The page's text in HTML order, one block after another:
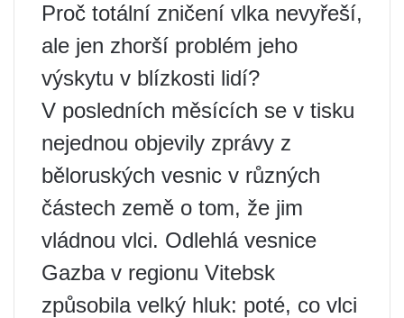
Proč totální zničení vlka nevyřeší,
ale jen zhorší problém jeho
výskytu v blízkosti lidí?
V posledních měsících se v tisku
nejednou objevily zprávy z
běloruských vesnic v různých
částech země o tom, že jim
vládnou vlci. Odlehlá vesnice
Gazba v regionu Vitebsk
způsobila velký hluk: poté, co vlci